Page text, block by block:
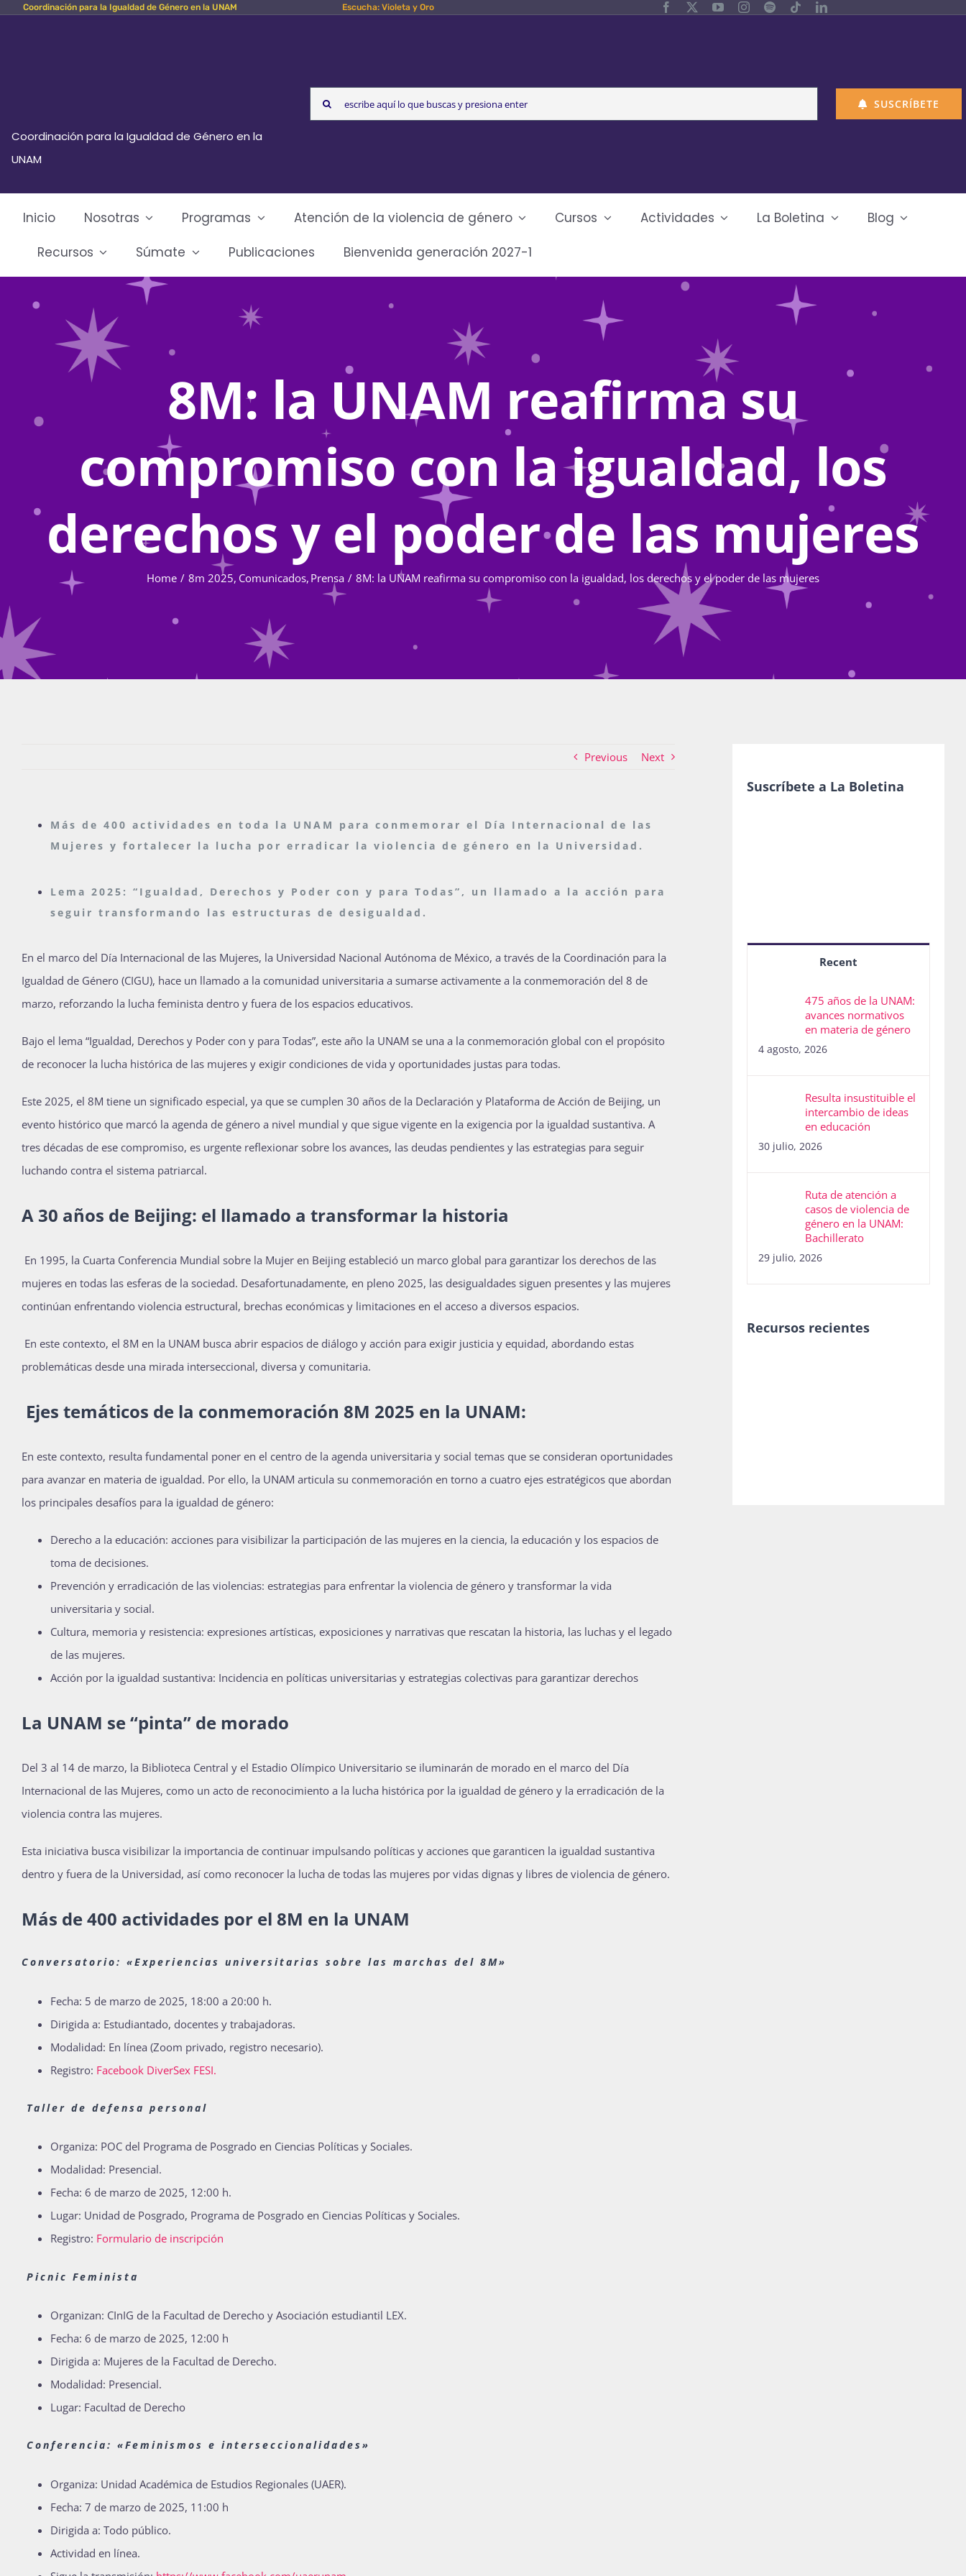
Skip Coordinación para la Igualdad de Género en la UNAM Escucha: Violeta y Oro
Coordinación para la Igualdad de Género en la
UNAM
Search
for:
SUSCRÍBETE
Inicio Nosotras Programas Atención de la violencia de género Cursos Actividades La Boletina
Blog
Recursos
Súmate Publicaciones Bienvenida generación 2027-1
8M: la UNAM reafirma su
compromiso con la igualdad, los
derechos y el poder de las mujeres
Home 8m 2025 Comunicados Prensa 8M: la UNAM reafirma su compromiso con la igualdad, los derechos y el poder de las mujeres
Previous Next
Más de 400 actividades en toda la UNAM para conmemorar el Día Internacional de las
Mujeres y fortalecer la lucha por erradicar la violencia de género en la Universidad.
Lema 2025: “Igualdad, Derechos y Poder con y para Todas”, un llamado a la acción para
seguir transformando las estructuras de desigualdad.
En el marco del Día Internacional de las Mujeres, la Universidad Nacional Autónoma de México, a través de la Coordinación para la
Igualdad de Género (CIGU), hace un llamado a la comunidad universitaria a sumarse activamente a la conmemoración del 8 de
marzo, reforzando la lucha feminista dentro y fuera de los espacios educativos.
Bajo el lema “Igualdad, Derechos y Poder con y para Todas”, este año la UNAM se una a la conmemoración global con el propósito
de reconocer la lucha histórica de las mujeres y exigir condiciones de vida y oportunidades justas para todas.
Este 2025, el 8M tiene un significado especial, ya que se cumplen 30 años de la Declaración y Plataforma de Acción de Beijing, un
evento histórico que marcó la agenda de género a nivel mundial y que sigue vigente en la exigencia por la igualdad sustantiva. A
tres décadas de ese compromiso, es urgente reflexionar sobre los avances, las deudas pendientes y las estrategias para seguir
luchando contra el sistema patriarcal.
A 30 años de Beijing: el llamado a transformar la historia
En 1995, la Cuarta Conferencia Mundial sobre la Mujer en Beijing estableció un marco global para garantizar los derechos de las
mujeres en todas las esferas de la sociedad. Desafortunadamente, en pleno 2025, las desigualdades siguen presentes y las mujeres
continúan enfrentando violencia estructural, brechas económicas y limitaciones en el acceso a diversos espacios.
En este contexto, el 8M en la UNAM busca abrir espacios de diálogo y acción para exigir justicia y equidad, abordando estas
problemáticas desde una mirada interseccional, diversa y comunitaria.
Ejes temáticos de la conmemoración 8M 2025 en la UNAM:
En este contexto, resulta fundamental poner en el centro de la agenda universitaria y social temas que se consideran oportunidades
para avanzar en materia de igualdad. Por ello, la UNAM articula su conmemoración en torno a cuatro ejes estratégicos que abordan
los principales desafíos para la igualdad de género:
Derecho a la educación: acciones para visibilizar la participación de las mujeres en la ciencia, la educación y los espacios de
toma de decisiones.
Prevención y erradicación de las violencias: estrategias para enfrentar la violencia de género y transformar la vida
universitaria y social.
Cultura, memoria y resistencia: expresiones artísticas, exposiciones y narrativas que rescatan la historia, las luchas y el legado
de las mujeres.
Acción por la igualdad sustantiva: Incidencia en políticas universitarias y estrategias colectivas para garantizar derechos
La UNAM se “pinta” de morado
Del 3 al 14 de marzo, la Biblioteca Central y el Estadio Olímpico Universitario se iluminarán de morado en el marco del Día
Internacional de las Mujeres, como un acto de reconocimiento a la lucha histórica por la igualdad de género y la erradicación de la
violencia contra las mujeres.
Esta iniciativa busca visibilizar la importancia de continuar impulsando políticas y acciones que garanticen la igualdad sustantiva
dentro y fuera de la Universidad, así como reconocer la lucha de todas las mujeres por vidas dignas y libres de violencia de género.
Más de 400 actividades por el 8M en la UNAM
Conversatorio: «Experiencias universitarias sobre las marchas del 8M»
Fecha: 5 de marzo de 2025, 18:00 a 20:00 h.
Dirigida a: Estudiantado, docentes y trabajadoras.
Modalidad: En línea (Zoom privado, registro necesario).
Registro: Facebook DiverSex FESI.
Taller de defensa personal
Organiza: POC del Programa de Posgrado en Ciencias Políticas y Sociales.
Modalidad: Presencial.
Fecha: 6 de marzo de 2025, 12:00 h.
Lugar: Unidad de Posgrado, Programa de Posgrado en Ciencias Políticas y Sociales.
Registro: Formulario de inscripción
Picnic Feminista
Organizan: CInIG de la Facultad de Derecho y Asociación estudiantil LEX.
Fecha: 6 de marzo de 2025, 12:00 h
Dirigida a: Mujeres de la Facultad de Derecho.
Modalidad: Presencial.
Lugar: Facultad de Derecho
Conferencia: «Feminismos e interseccionalidades»
Organiza: Unidad Académica de Estudios Regionales (UAER).
Fecha: 7 de marzo de 2025, 11:00 h
Dirigida a: Todo público.
Actividad en línea.
Suscríbete a La Boletina
Recent
475 años de la UNAM:
avances normativos
en materia de género
4 agosto, 2026
Resulta insustituible el
intercambio de ideas
en educación
30 julio, 2026
Ruta de atención a
casos de violencia de
género en la UNAM:
Bachillerato
29 julio, 2026
Recursos recientes